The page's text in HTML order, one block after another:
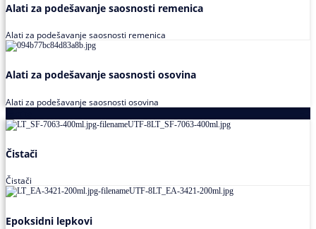
Alati za podešavanje saosnosti remenica
Alati za podešavanje saosnosti remenica
Alati za podešavanje saosnosti osovina
Alati za podešavanje saosnosti osovina
Čistači
Čistači
Epoksidni lepkovi